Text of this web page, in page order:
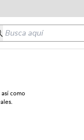
aquí
como